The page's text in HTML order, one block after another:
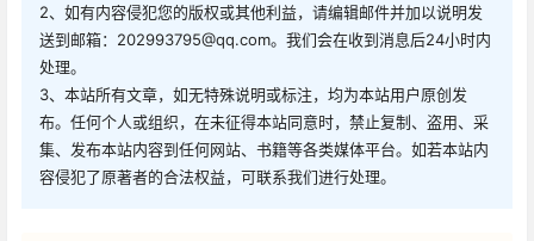
2、如有内容侵犯您的版权或其他利益，请编辑邮件并加以说明发
送到邮箱：202993795@qq.com。我们会在收到消息后24小时内
处理。
3、本站所有文章，如无特殊说明或标注，均为本站用户原创发
布。任何个人或组织，在未征得本站同意时，禁止复制、盗用、采
集、发布本站内容到任何网站、书籍等各类媒体平台。如若本站内
容侵犯了原著者的合法权益，可联系我们进行处理。